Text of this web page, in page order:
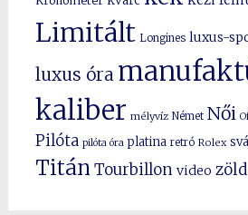
Limitált Longines luxus-
luxus óra
kaliber mélyvíz Német Női
Pilóta pilóta óra platina retró Rolex
Titán Tourbillon video zöld